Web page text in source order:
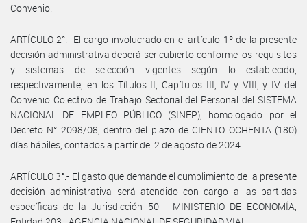
Convenio.
ARTÍCULO 2°.- El cargo involucrado en el artículo 1º de la presente
decisión administrativa deberá ser cubierto conforme los requisitos
y sistemas de selección vigentes según lo establecido,
respectivamente, en los Títulos II, Capítulos III, IV y VIII, y IV del
Convenio Colectivo de Trabajo Sectorial del Personal del SISTEMA
NACIONAL DE EMPLEO PÚBLICO (SINEP), homologado por el
Decreto N° 2098/08, dentro del plazo de CIENTO OCHENTA (180)
días hábiles, contados a partir del 2 de agosto de 2024.
ARTÍCULO 3°.- El gasto que demande el cumplimiento de la presente
decisión administrativa será atendido con cargo a las partidas
específicas de la Jurisdicción 50 - MINISTERIO DE ECONOMÍA,